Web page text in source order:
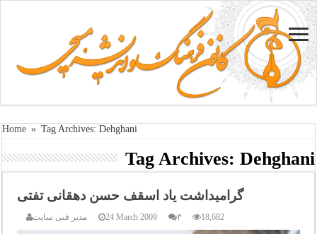
Home » Tag Archives: Dehghani
Tag Archives: Dehghani
گرامیداشت یاد اسقف حسن دهقانی تفتی
مدیر فنی سایت 24 March 2009 ۳ 18,682